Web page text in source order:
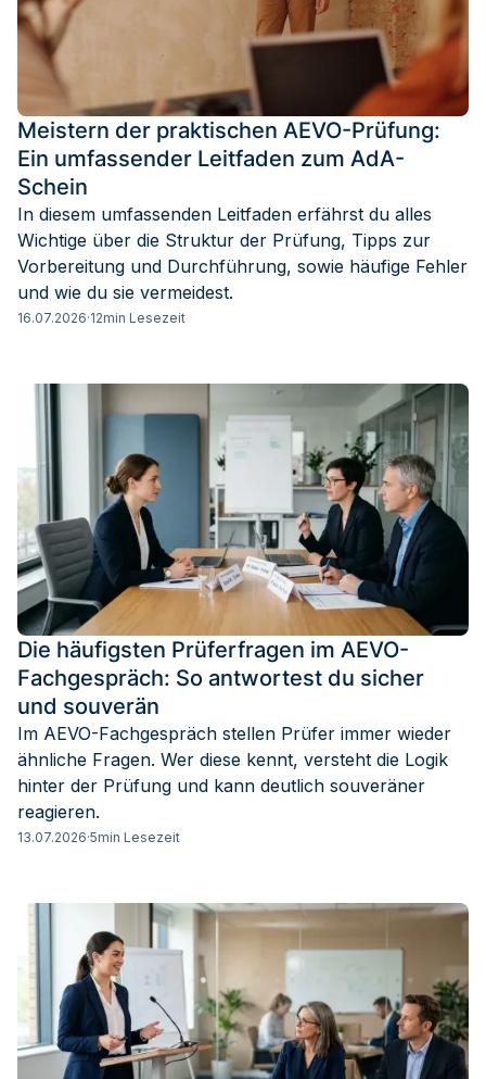
Meistern der praktischen AEVO-Prüfung:
Ein umfassender Leitfaden zum AdA-
Schein
In diesem umfassenden Leitfaden erfährst du alles
Wichtige über die Struktur der Prüfung, Tipps zur
Vorbereitung und Durchführung, sowie häufige Fehler
und wie du sie vermeidest.
16.07.2026·12min Lesezeit
Die häufigsten Prüferfragen im AEVO-
Fachgespräch: So antwortest du sicher
und souverän
Im AEVO-Fachgespräch stellen Prüfer immer wieder
ähnliche Fragen. Wer diese kennt, versteht die Logik
hinter der Prüfung und kann deutlich souveräner
reagieren.
13.07.2026·5min Lesezeit